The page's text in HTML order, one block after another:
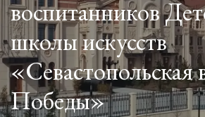
воспитанников
школы искусств
«Севастопольская
Победы»